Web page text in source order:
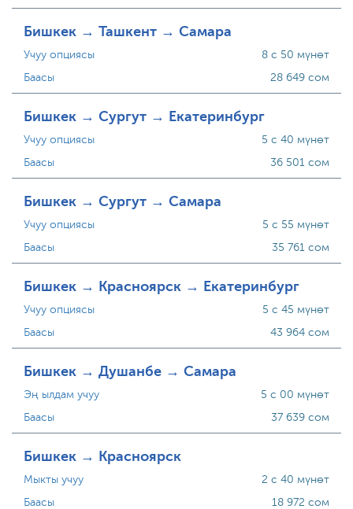
Бишкек → Ташкент → Самара
Учуу опциясы
Баасы
8 с 50 мүнөт
28 649 сом
Бишкек → Сургут → Екатеринбург
Учуу опциясы
Баасы
5 с 40 мүнөт
36 501 сом
Бишкек → Сургут → Самара
Учуу опциясы
Баасы
5 с 55 мүнөт
35 761 сом
Бишкек → Красноярск → Екатеринбург
Учуу опциясы
Баасы
5 с 45 мүнөт
43 964 сом
Бишкек → Душанбе → Самара
Эң ылдам учуу
Баасы
5 с 00 мүнөт
37 639 сом
Бишкек → Красноярск
Мыкты учуу
Баасы
2 с 40 мүнөт
18 972 сом